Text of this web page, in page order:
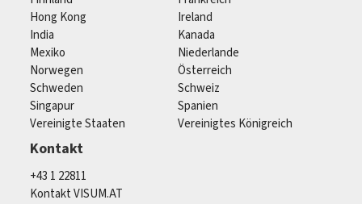
Hong Kong
Ireland
India
Kanada
Mexiko
Niederlande
Norwegen
Österreich
Schweden
Schweiz
Singapur
Spanien
Vereinigte Staaten
Vereinigtes Königreich
Kontakt
+43 1 22811
Kontakt VISUM.AT